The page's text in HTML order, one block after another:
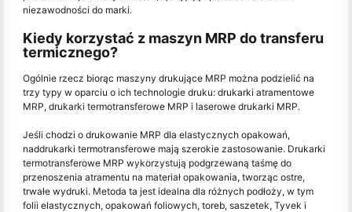
niezawodności do marki.
Kiedy korzystać z maszyn MRP do transferu
termicznego?
Ogólnie rzecz biorąc maszyny drukujące MRP można podzielić na
trzy typy w oparciu o ich technologie druku: drukarki atramentowe
MRP, drukarki termotransferowe MRP i laserowe drukarki MRP.
Jeśli chodzi o drukowanie MRP dla elastycznych opakowań,
naddrukarki termotransferowe mają szerokie zastosowanie. Drukarki
termotransferowe MRP wykorzystują podgrzewaną taśmę do
przenoszenia atramentu na materiał opakowania, tworząc ostre,
trwałe wydruki. Metoda ta jest idealna dla różnych podłoży, w tym
folii elastycznych, opakowań foliowych, toreb, saszetek, Tyvek i